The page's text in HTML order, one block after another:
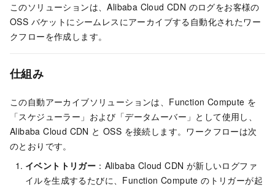
このソリューションは、Alibaba Cloud CDN のログをお客様の
OSS バケットにシームレスにアーカイブする自動化されたワー
クフローを作成します。
仕組み
この自動アーカイブソリューションは、Function Compute を
「スケジューラー」および「データムーバー」として使用し、
Alibaba Cloud CDN と OSS を接続します。ワークフローは次
のとおりです。
イベントトリガー ：Alibaba Cloud CDN が新しいログファ
イルを生成するたびに、Function Compute のトリガーが起